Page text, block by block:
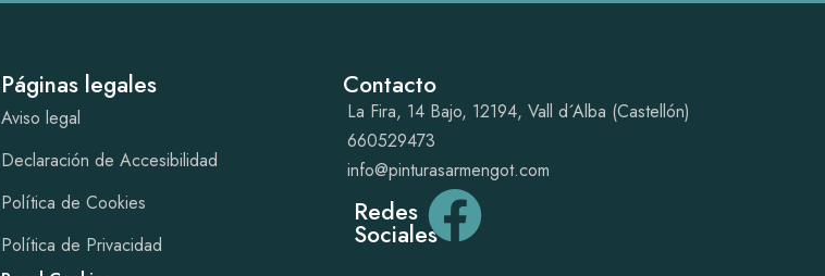
Páginas legales
Aviso legal
Declaración de Accesibilidad
Política de Cookies
Política de Privacidad
Contacto
La Fira, 14 Bajo, 12194, Vall d´Alba (Castellón)
660529473
info@pinturasarmengot.com
Redes
Sociales